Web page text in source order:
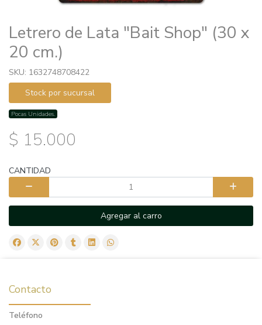
Letrero de Lata "Bait Shop" (30 x
20 cm.)
SKU: 1632748708422
Stock por sucursal
Pocas Unidades.
$ 15.000
CANTIDAD
Agregar al carro
Contacto
Teléfono